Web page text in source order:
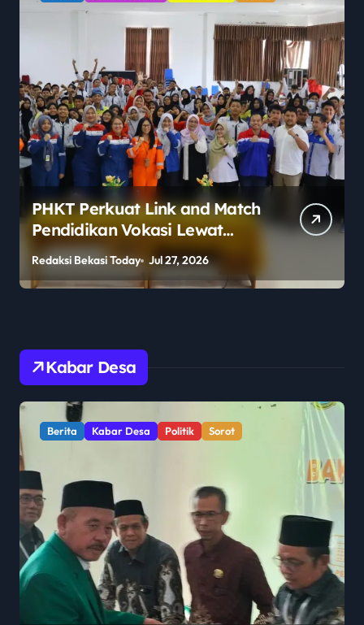
PHKT Perkuat Link and Match
Pendidikan Vokasi Lewat
Program Guru Tamu di SMKN
2 Penajam Paser Utara
Redaksi Bekasi Today Jul 27, 2026
Kabar Desa
Berita Kabar Desa Politik Sorot